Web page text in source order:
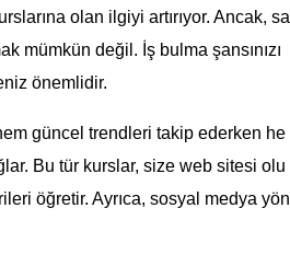
olan ilgiyi artırıyor. Ancak, sa
mümkün değil. İş bulma şansınızı
önemlidir.
güncel trendleri takip ederken he
Bu tür kurslar, size web sitesi olu
öğretir. Ayrıca, sosyal medya yön